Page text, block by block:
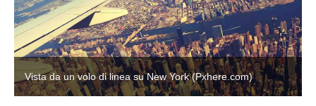
Vista da un volo di linea su New York (Pxhere.com)